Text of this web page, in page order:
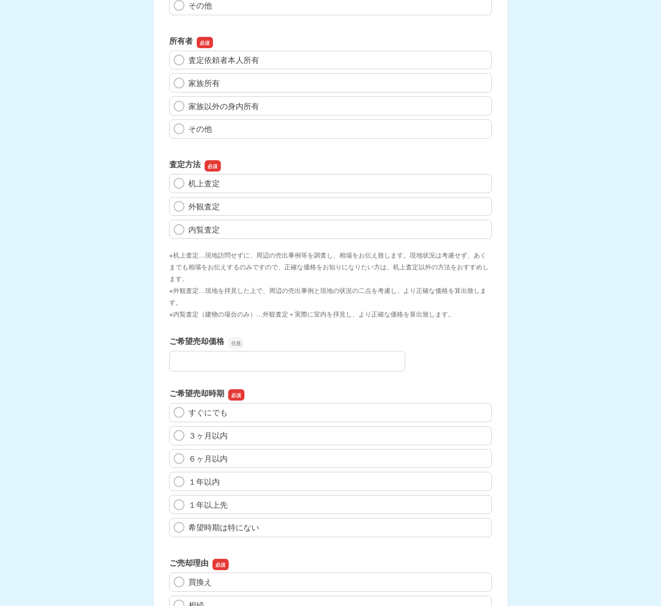
その他
所有者
査定依頼者本人所有
家族所有
家族以外の身内所有
その他
査定方法
机上査定
外観査定
内覧査定
※机上査定…現地訪問せずに、周辺の売出事例等を調査し、相場をお伝え致します。現地状況は考慮せず、あく
までも相場をお伝えするのみですので、正確な価格をお知りになりたい方は、机上査定以外の方法をおすすめし
ます。
※外観査定…現地を拝見した上で、周辺の売出事例と現地の状況の二点を考慮し、より正確な価格を算出致しま
す。
※内覧査定（建物の場合のみ）…外観査定＋実際に室内を拝見し、より正確な価格を算出致します。
ご希望売却価格
ご希望売却価格
ご希望売却時期
すぐにでも
３ヶ月以内
６ヶ月以内
１年以内
１年以上先
希望時期は特にない
ご売却理由
買換え